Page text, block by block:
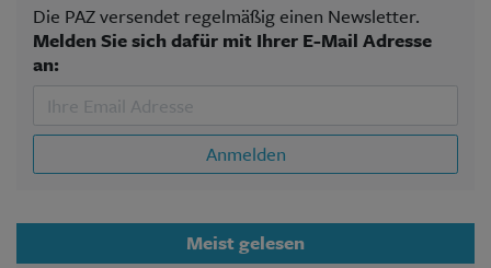
Die PAZ versendet regelmäßig einen Newsletter.
Melden Sie sich dafür mit Ihrer E-Mail Adresse
an:
Anmelden
Meist gelesen